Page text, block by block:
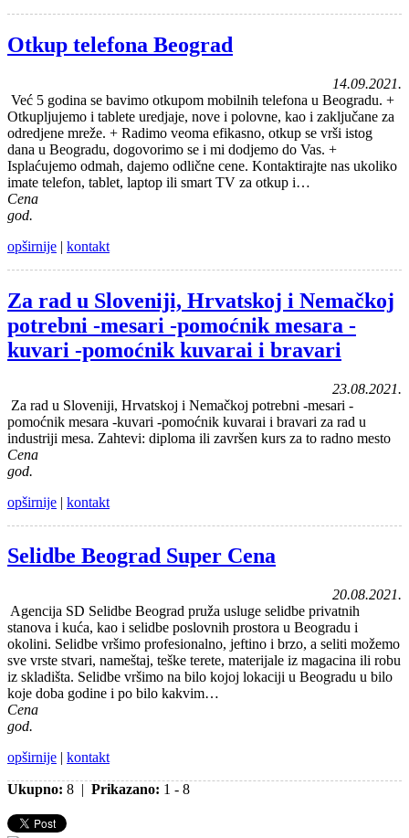
Otkup telefona Beograd
14.09.2021.
Već 5 godina se bavimo otkupom mobilnih telefona u Beogradu. +
Otkupljujemo i tablete uredjaje, nove i polovne, kao i zaključane za
odredjene mreže. + Radimo veoma efikasno, otkup se vrši istog
dana u Beogradu, dogovorimo se i mi dodjemo do Vas. +
Isplaćujemo odmah, dajemo odlične cene. Kontaktirajte nas ukoliko
imate telefon, tablet, laptop ili smart TV za otkup i…
Cena
god.
opširnije | kontakt
Za rad u Sloveniji, Hrvatskoj i Nemačkoj
potrebni -mesari -pomoćnik mesara -
kuvari -pomoćnik kuvarai i bravari
23.08.2021.
Za rad u Sloveniji, Hrvatskoj i Nemačkoj potrebni -mesari -
pomoćnik mesara -kuvari -pomoćnik kuvarai i bravari za rad u
industriji mesa. Zahtevi: diploma ili završen kurs za to radno mesto
Cena
god.
opširnije | kontakt
Selidbe Beograd Super Cena
20.08.2021.
Agencija SD Selidbe Beograd pruža usluge selidbe privatnih
stanova i kuća, kao i selidbe poslovnih prostora u Beogradu i
okolini. Selidbe vršimo profesionalno, jeftino i brzo, a seliti možemo
sve vrste stvari, nameštaj, teške terete, materijale iz magacina ili robu
iz skladišta. Selidbe vršimo na bilo kojoj lokaciji u Beogradu u bilo
koje doba godine i po bilo kakvim…
Cena
god.
opširnije | kontakt
Ukupno: 8 | Prikazano: 1 - 8